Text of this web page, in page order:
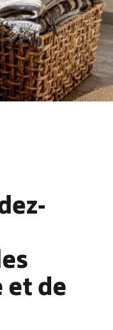
et de